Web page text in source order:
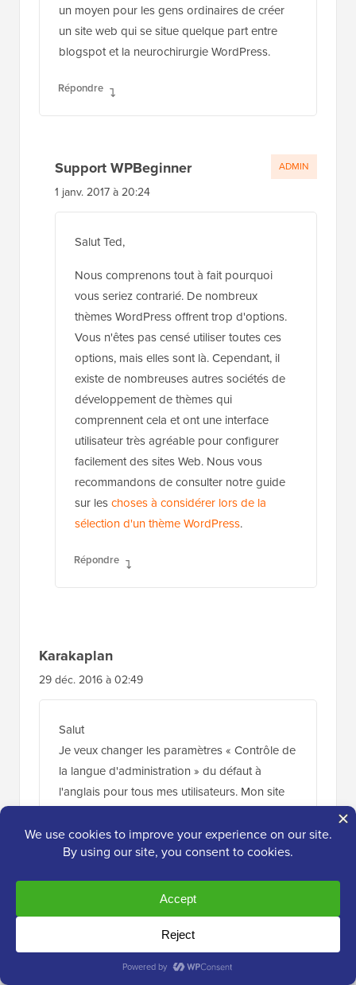
un moyen pour les gens ordinaires de créer
un site web qui se situe quelque part entre
blogspot et la neurochirurgie WordPress.
Répondre
Support WPBeginner
1 janv. 2017 à 20:24
Salut Ted,
Nous comprenons tout à fait pourquoi
vous seriez contrarié. De nombreux
thèmes WordPress offrent trop d'options.
Vous n'êtes pas censé utiliser toutes ces
options, mais elles sont là. Cependant, il
existe de nombreuses autres sociétés de
développement de thèmes qui
comprennent cela et ont une interface
utilisateur très agréable pour configurer
facilement des sites Web. Nous vous
recommandons de consulter notre guide
sur leschoses à considérer lors de la
sélection d'un thème WordPress.
Répondre
ADMIN
Karakaplan
29 déc. 2016 à 02:49
Salut
Je veux changer les paramètres « Contrôle de
la langue d'administration » du défaut à
l'anglais pour tous mes utilisateurs. Mon site
en masse ?
Mario Yee